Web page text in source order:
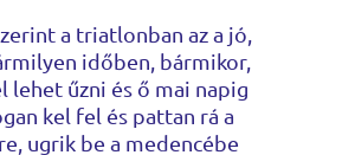
a triatlonban az a jó,
időben, bármikor,
lehet űzni és ő mai napig
kel fel és pattan rá a
ugrik be a medencébe